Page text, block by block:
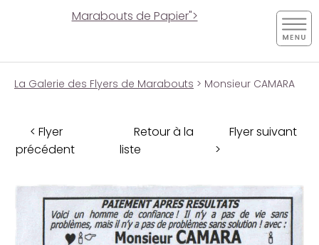
Marabouts de Papier">
La Galerie des Flyers de Marabouts > Monsieur CAMARA
< Flyer
précédent
Retour à la
liste
Flyer suivant
>